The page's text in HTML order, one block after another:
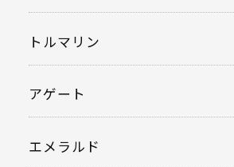
トルマリン
アゲート
エメラルド